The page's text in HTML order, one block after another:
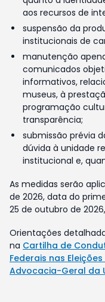
aos recursos de
suspensão da
institucionais de
manutenção
comunicados
informativos,
museus, à
programação
transparência;
submissão prévia
dúvida à unidade
institucional e,
As medidas serão
de 2026, data do
25 de outubro de
Orientações
na Cartilha de
Federais nas
Advocacia-Geral da